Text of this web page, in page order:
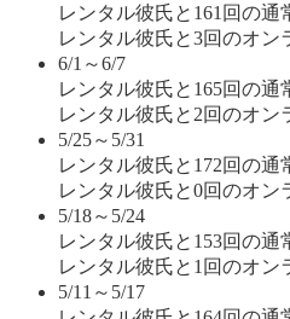
レンタル彼氏と161回の通
レンタル彼氏と3回のオン
6/1～6/7
レンタル彼氏と165回の通
レンタル彼氏と2回のオン
5/25～5/31
レンタル彼氏と172回の通
レンタル彼氏と0回のオン
5/18～5/24
レンタル彼氏と153回の通
レンタル彼氏と1回のオン
5/11～5/17